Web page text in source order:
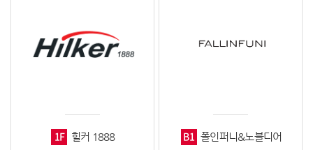
1F 힐커 1888 B1 폴인퍼니&노블디어